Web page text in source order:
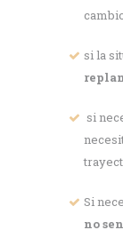
si la
si
Si
no